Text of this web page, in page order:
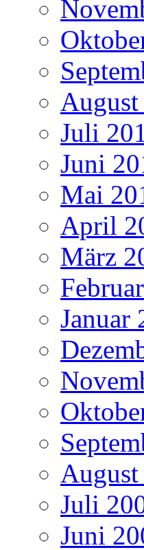
Juli
Juni
Mai
April
März
Januar
Juli
Juni